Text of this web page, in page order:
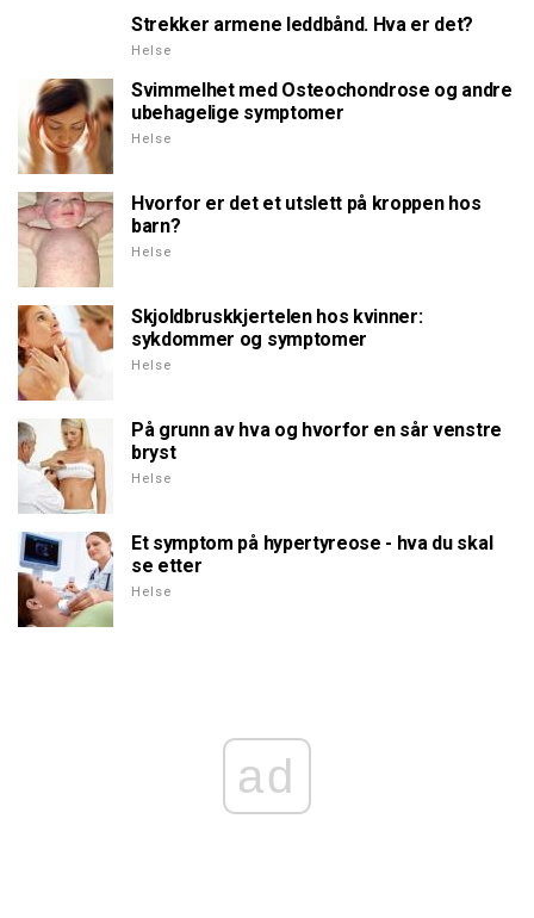
Strekker armene leddbånd. Hva er det?
Helse
Svimmelhet med Osteochondrose og andre
ubehagelige symptomer
Helse
Hvorfor er det et utslett på kroppen hos
barn?
Helse
Skjoldbruskkjertelen hos kvinner:
sykdommer og symptomer
Helse
På grunn av hva og hvorfor en sår venstre
bryst
Helse
Et symptom på hypertyreose - hva du skal
se etter
Helse
ad